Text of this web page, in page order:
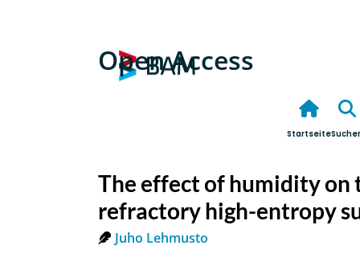
Open Access
Startseite
The effect of humidity
refractory high-entropy
Juho Lehmusto